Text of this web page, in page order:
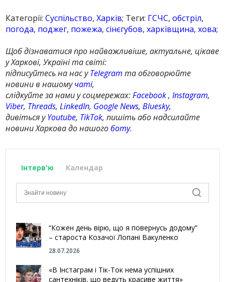
Категорії:Суспільство,Харків; Теги: ГСЧС,обстріл,
погода, поджег, пожежа,сінєгубов,харківщина,хова;
Щоб дізнаватися про найважливіше, актуальне, цікаве
у Харкові, Україні та світі:
підписуйтесь на нас уTelegram та обговорюйте
новини в нашомучаті,
слідкуйте за нами у соцмережах:Facebook,Instagram,
Viber, Threads,LinkedIn, Google News,Bluesky,
дивіться уYoutube, TikTok, пишіть або надсилайте
новини Харкова до нашогоботу.
Інтерв'ю Календар
“Кожен день вірю, що я повернусь додому”
– староста Козачої Лопані Вакуленко
28.07.2026
«В Інстаграм і Тік-Ток нема успішних
сантехніків, що ведуть красиве життя»